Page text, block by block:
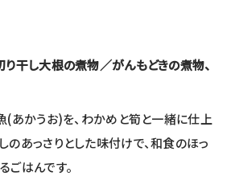
り干し大根の煮物／がんもどきの煮物、
(あかうお)を、わかめと筍と一緒に仕上
のあっさりとした味付けで、和食のほっ
ごはんです。